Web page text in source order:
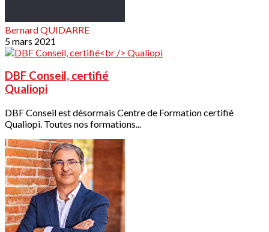
Bernard QUIDARRE
5 mars 2021
DBF Conseil, certifié
Qualiopi
DBF Conseil est désormais Centre de Formation certifié
Qualiopi. Toutes nos formations...